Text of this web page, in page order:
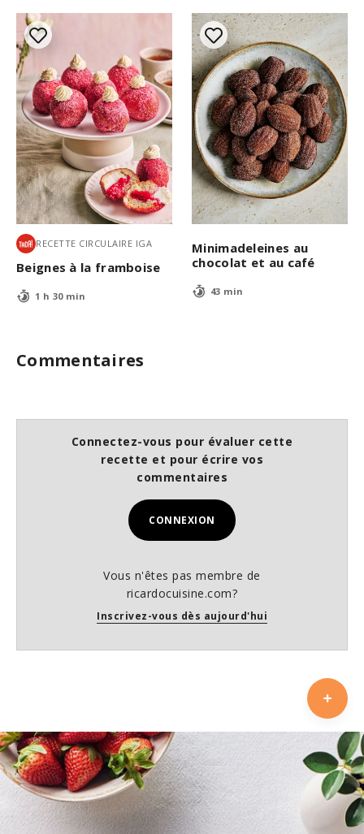
RECETTE CIRCULAIRE IGA
Beignes à la framboise
1 h 30 min
Minimadeleines au
chocolat et au café
43 min
Commentaires
Connectez-vous pour évaluer cette
recette et pour écrire vos
commentaires
CONNEXION
Vous n'êtes pas membre de
ricardocuisine.com?
Inscrivez-vous dès aujourd'hui